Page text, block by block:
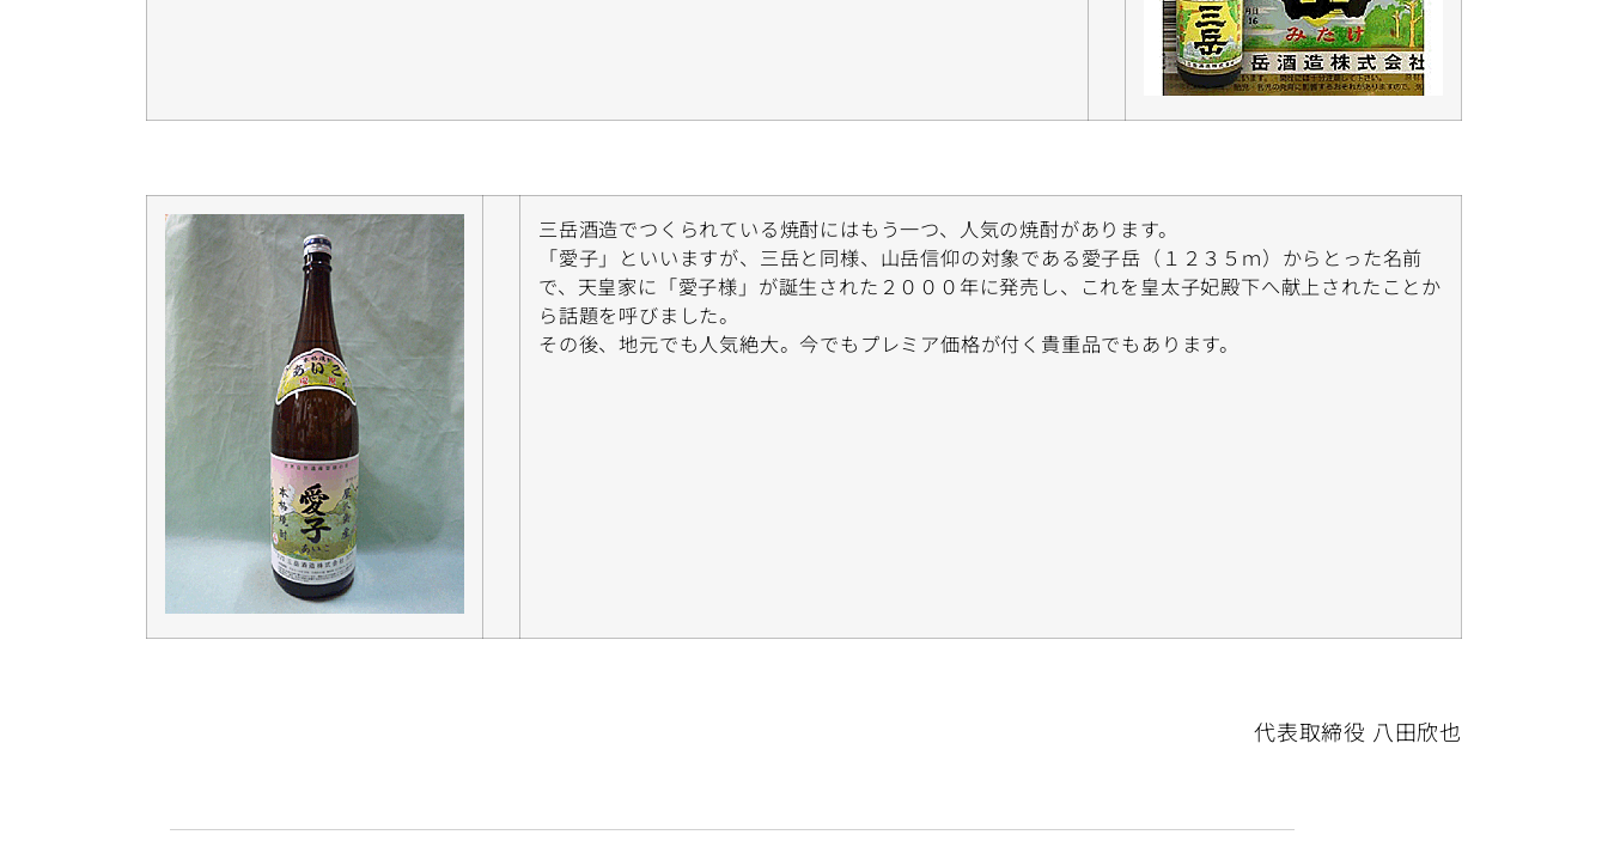
三岳酒造でつくられている焼酎にはもう一つ、人気の焼酎があります。
「愛子」といいますが、三岳と同様、山岳信仰の対象である愛子岳（１２３５ｍ）からとった名前
で、天皇家に「愛子様」が誕生された２０００年に発売し、これを皇太子妃殿下へ献上されたことか
ら話題を呼びました。
その後、地元でも人気絶大。今でもプレミア価格が付く貴重品でもあります。
代表取締役 八田欣也